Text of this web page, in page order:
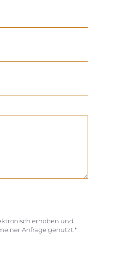
erhoben und
Anfrage genutzt.*